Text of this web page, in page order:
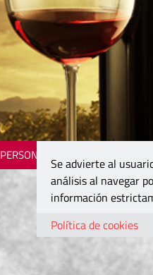
PERSONAJES
Se advierte al
análisis al navegar
información
Política de cookies